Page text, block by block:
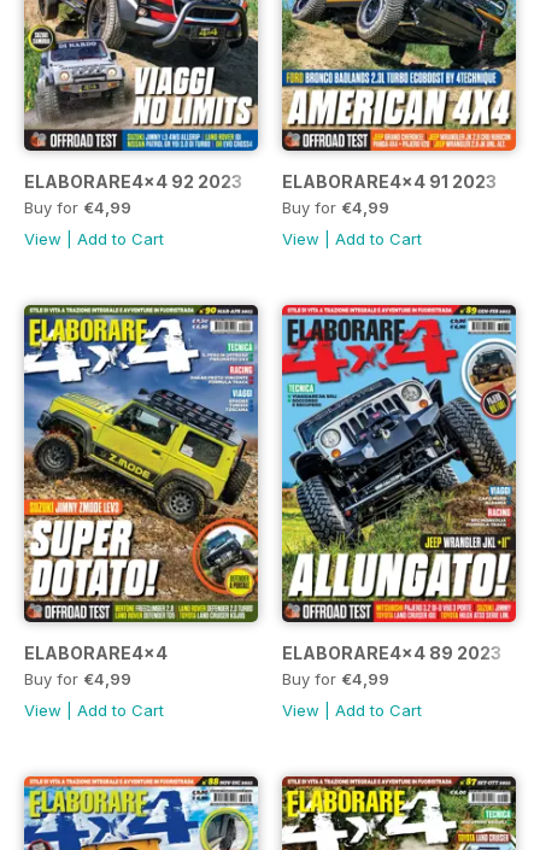
ELABORARE4x4 92 2023
Buy for €4,99
View
Add to Cart
ELABORARE4x4 91 2023
Buy for €4,99
View
Add to Cart
ELABORARE4x4
Buy for €4,99
View
Add to Cart
ELABORARE4x4 89 2023
Buy for €4,99
View
Add to Cart